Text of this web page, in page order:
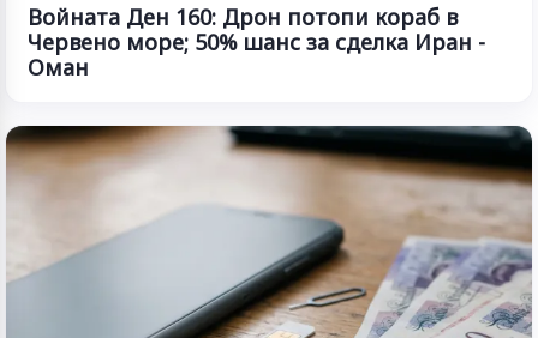
Войната Ден 160: Дрон потопи кораб в
Червено море; 50% шанс за сделка Иран -
Оман